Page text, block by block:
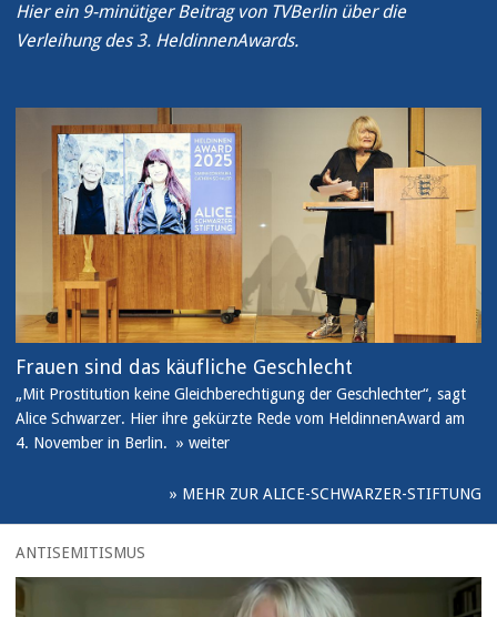
Hier ein 9-minütiger Beitrag von TVBerlin über die
Verleihung des 3. HeldinnenAwards.
Frauen sind das käufliche Geschlecht
„Mit Prostitution keine Gleichberechtigung der Geschlechter“, sagt
Alice Schwarzer. Hier ihre gekürzte Rede vom HeldinnenAward am
4. November in Berlin.
MEHR ZUR ALICE-SCHWARZER-STIFTUNG
ANTISEMITISMUS